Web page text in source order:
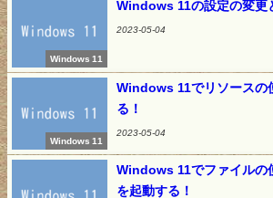
Windows 11
Windows 11の設定の変更
2023-05-04
Windows 11
Windows 11でリソースの
る！
2023-05-04
Windows 11でファイルの
を起動する！